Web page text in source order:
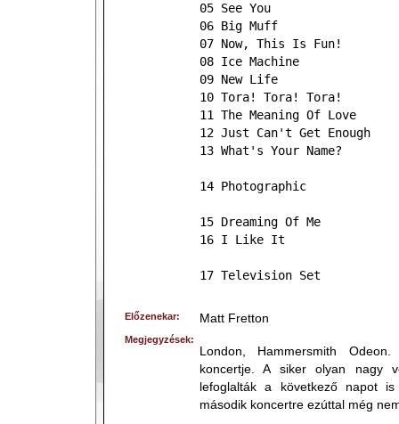
05 See You
06 Big Muff
07 Now, This Is Fun!
08 Ice Machine
09 New Life
10 Tora! Tora! Tora!
11 The Meaning Of Love
12 Just Can't Get Enough
13 What's Your Name?
14 Photographic
15 Dreaming Of Me
16 I Like It
17 Television Set
Előzenekar: Matt Fretton
Megjegyzések:
London, Hammersmith
koncertje. A siker olyan nagy
lefoglalták a következő napot
második koncertre ezúttal még